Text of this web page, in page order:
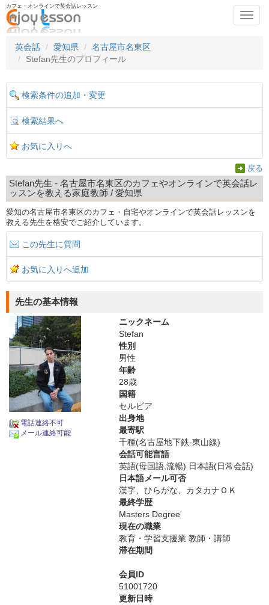
カフェ・オンラインで英会話レッスン
英会話
愛知県
名古屋市名東区
Stefan先生のプロフィール
検索条件の追加・変更
検索結果へ
お気に入りへ
戻る
Stefan先生 - 名古屋市名東区のカフェやオンラインで英会話レ
ッスンを教える家庭教師 / 愛知県
愛知の名古屋市名東区のカフェ・自宅やオンラインで英会話レッスンを
教える先生を格安でご紹介しています。
この先生に質問
お気に入りへ追加
先生の基本情報
電話連絡不可
メール連絡可能
ニックネーム
Stefan
性別
男性
年齢
28歳
国籍
セルビア
出身地
最寄駅
千種(名古屋地下鉄-東山線)
会話可能言語
英語(母国語,流暢) 日本語(日常会話)
日本語メール可否
漢字、ひらがな、カタカナＯＫ
最終学歴
Masters Degree
現在の職業
教育・学習支援業 教師・講師
滞在期間
会員ID
51001720
更新日時